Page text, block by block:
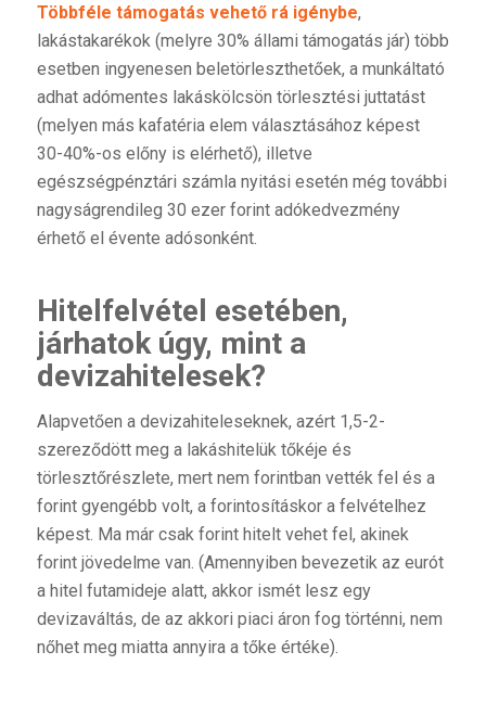
Többféle támogatás vehető rá igénybe,
lakástakarékok (melyre 30% állami támogatás jár) több
esetben ingyenesen beletörleszthetőek, a munkáltató
adhat adómentes lakáskölcsön törlesztési juttatást
(melyen más kafatéria elem választásához képest
30-40%-os előny is elérhető), illetve
egészségpénztári számla nyitási esetén még további
nagyságrendileg 30 ezer forint adókedvezmény
érhető el évente adósonként.
Hitelfelvétel esetében,
járhatok úgy, mint a
devizahitelesek?
Alapvetően a devizahiteleseknek, azért 1,5-2-
szereződött meg a lakáshitelük tőkéje és
törlesztőrészlete, mert nem forintban vették fel és a
forint gyengébb volt, a forintosításkor a felvételhez
képest. Ma már csak forint hitelt vehet fel, akinek
forint jövedelme van. (Amennyiben bevezetik az eurót
a hitel futamideje alatt, akkor ismét lesz egy
devizaváltás, de az akkori piaci áron fog történni, nem
nőhet meg miatta annyira a tőke értéke).